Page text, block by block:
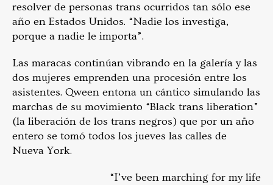
resolver de personas trans ocurridos tan sólo ese
año en Estados Unidos. “Nadie los investiga,
porque a nadie le importa”.
Las maracas continúan vibrando en la galería y las
dos mujeres emprenden una procesión entre los
asistentes. Qween entona un cántico simulando las
marchas de su movimiento “Black trans liberation”
(la liberación de los trans negros) que por un año
entero se tomó todos los jueves las calles de
Nueva York.
“I’ve been marching for my life